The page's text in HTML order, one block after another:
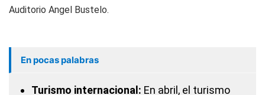
Auditorio Angel Bustelo.
En pocas palabras
Turismo internacional: En abril, el turismo